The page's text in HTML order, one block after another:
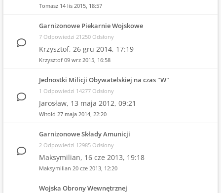
Tomasz 14 lis 2015, 18:57
Garnizonowe Piekarnie Wojskowe
7 Odpowiedzi 21250 Odsłony
Krzysztof, 26 gru 2014, 17:19
Krzysztof 09 wrz 2015, 16:58
Jednostki Milicji Obywatelskiej na czas "W"
1 Odpowiedzi 14277 Odsłony
Jarosław, 13 maja 2012, 09:21
Witold 27 maja 2014, 22:20
Garnizonowe Składy Amunicji
2 Odpowiedzi 12985 Odsłony
Maksymilian, 16 cze 2013, 19:18
Maksymilian 20 cze 2013, 12:20
Wojska Obrony Wewnętrznej